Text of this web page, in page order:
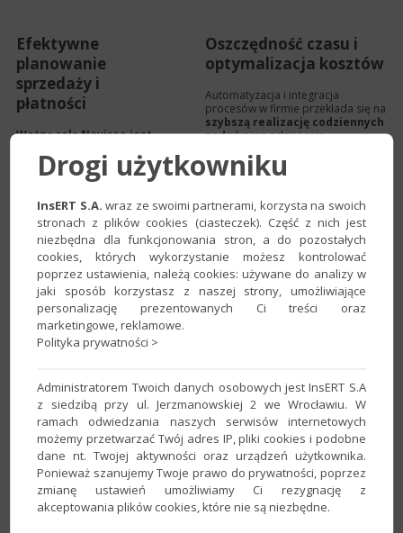
Efektywne
planowanie
sprzedaży i
płatności
Ważną rolą Navireo jest
finansami. Z pomocą
oprogramowania firmy
termin płatności w łańcuchu
dostaw zależnie od tego,
czy mowa o klientach, czy
dostawcach. W praktyce
przekłada się to na
uzyskanie większej kontroli
nad przepływem
gotówkowym. Dodatkowo
system ERP wspiera
wszelkie formy sprzedaży:
stacjonarną, internetową,
detaliczną i hurtową oraz
cenach i promocjach.
Oprogramowanie ERP
Navireozapewnia też
kompleksową kontrolę
nad księgowością: w tym
szybki dostęp do danych
kontrahentów z bazy GUS,
komunikaty z urzędów
skarbowych oraz możliwość
Oszczędność czasu i
optymalizacja kosztów
Automatyzacja i integracja
procesów w firmie przekłada się na
szybszą realizację codziennych
zadańoraz odciążenie
mechanicznych, powtarzających się
czynności. Precyzyjne planowanie
materiałowego wpłynie z kolei na
obniżenie kosztów, sprawniejszą
logistykę pracy i działanie według
zaplanowanego budżetu. Warto
dodać, że według różnych analiz
systemy klasy ERP skracają czas
potrzebny na realizację zamówień,
ewidencje dokumentów czy
tworzenie raportównawet do
Drogi użytkowniku
InsERT S.A. wraz ze swoimi partnerami, korzysta na swoich
stronach z plików cookies (ciasteczek). Część z nich jest
niezbędna dla funkcjonowania stron, a do pozostałych
cookies, których wykorzystanie możesz kontrolować
poprzez ustawienia, należą cookies: używane do analizy w
jaki sposób korzystasz z naszej strony, umożliwiające
personalizację prezentowanych Ci treści oraz
marketingowe, reklamowe.
Polityka prywatności >
Administratorem Twoich danych osobowych jest InsERT S.A
z siedzibą przy ul. Jerzmanowskiej 2 we Wrocławiu. W
ramach odwiedzania naszych serwisów internetowych
możemy przetwarzać Twój adres IP, pliki cookies i podobne
dane nt. Twojej aktywności oraz urządzeń użytkownika.
Ponieważ szanujemy Twoje prawo do prywatności, poprzez
zmianę ustawień umożliwiamy Ci rezygnację z
akceptowania plików cookies, które nie są niezbędne.